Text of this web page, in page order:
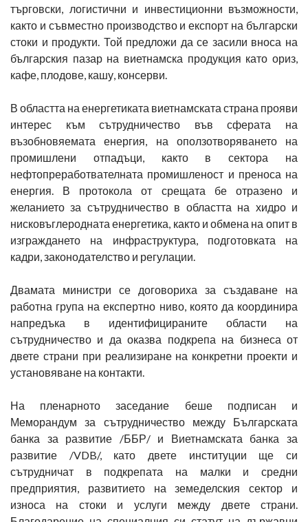
търговски, логистични и инвестиционни възможности,
както и съвместно производство и експорт на български
стоки и продукти. Той предложи да се засили вноса на
българския пазар на виетнамска продукция като ориз,
кафе, плодове, кашу, консерви.
В областта на енергетиката виетнамската страна прояви
интерес към сътрудничество във сферата на
възобновяемата енергия, на оползотворяването на
промишлени отпадъци, както в сектора на
нефтопреработвателната промишленост и преноса на
енергия. В протокола от срещата бе отразено и
желанието за сътрудничество в областта на хидро и
нисковъглеродната енергетика, както и обмена на опит в
изграждането на инфраструктура, подготовката на
кадри, законодателство и регулации.
Двамата министри се договориха за създаване на
работна група на експертно ниво, която да координира
напредъка в идентифицираните области на
сътрудничество и да оказва подкрепа на бизнеса от
двете страни при реализиране на конкретни проекти и
установяване на контакти.
На пленарното заседание беше подписан и
Меморандум за сътрудничество между Българската
банка за развитие /ББР/ и Виетнамската банка за
развитие /VDB/, като двете институции ще си
сътрудничат в подкрепата на малки и средни
предприятия, развитието на земеделския сектор и
износа на стоки и услуги между двете страни.